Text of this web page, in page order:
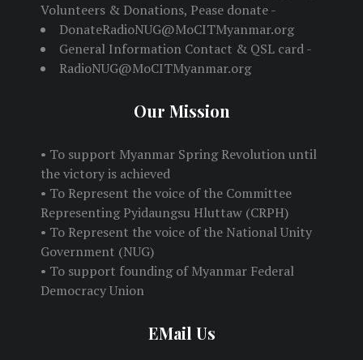
Volunteers & Donations, Pease donate -
DonateRadioNUG@MoCITMyanmar.org
General Information Contact & QSL card -
RadioNUG@MoCITMyanmar.org
Our Mission
• To support Myanmar Spring Revolution until
the victory is achieved
• To Represent the voice of the Committee
Representing Pyidaungsu Hluttaw (CRPH)
• To Represent the voice of the National Unity
Government (NUG)
• To support founding of Myanmar Federal
Democracy Union
EMail Us